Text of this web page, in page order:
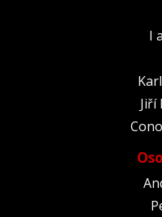
I
Jiří